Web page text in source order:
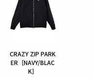
CRAZY ZIP PARK
ER［NAVY/BLAC
K］